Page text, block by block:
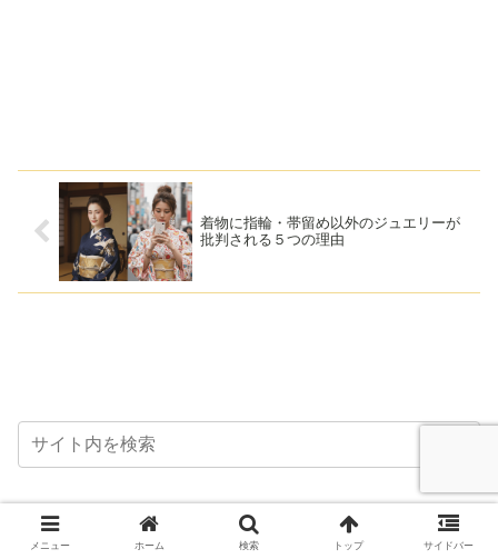
着物に指輪・帯留め以外のジュエリーが
批判される５つの理由
「きものnuiとりどり」について
メニュー ホーム 検索 トップ サイドバー